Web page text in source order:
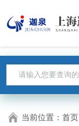
当前位置：首页